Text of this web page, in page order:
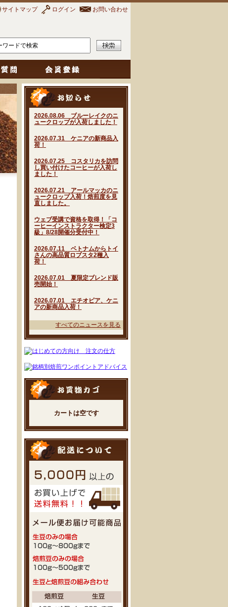
サイトマップ ログイン お問い合わせ
2026.08.06 ブルーレイクのニ
ュークロップが入荷しました！
2026.07.31 ケニアの新商品入
荷！
2026.07.25 コスタリカを訪問
し買い付けたコーヒーが入荷し
ました！
2026.07.21 アールマッカのニ
ュークロップ入荷！焙煎度を見
直しました。
ウェブ受講で資格を取得！「コ
ーヒーインストラクター検定3
級」8/28開催分受付中！
2026.07.11 ベトナムからトイ
さんの高品質ロブスタ2種入
荷！
2026.07.01 夏限定ブレンド販
売開始！
2026.07.01 エチオピア、ケニ
アの新商品入荷！
すべてのニュースを見る
カートは空です